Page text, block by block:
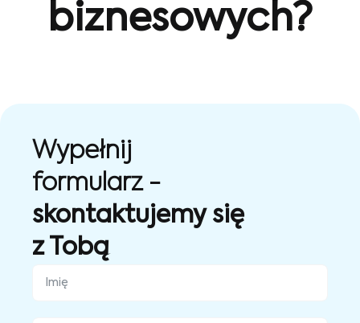
biznesowych?
Wypełnij
formularz -
skontaktujemy się
z Tobą